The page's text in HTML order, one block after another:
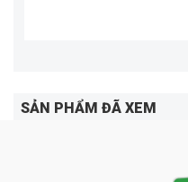
SẢN PHẨM ĐÃ XEM